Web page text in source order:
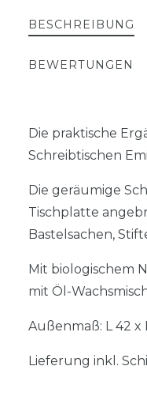
BESCHREIBUNG
BEWERTUNGEN
Die praktische
Schreibtischen
Die geräumige
Tischplatte
Bastelsachen,
Mit biologischem
mit Öl-
Außenmaß: L 42 x
Lieferung inkl.